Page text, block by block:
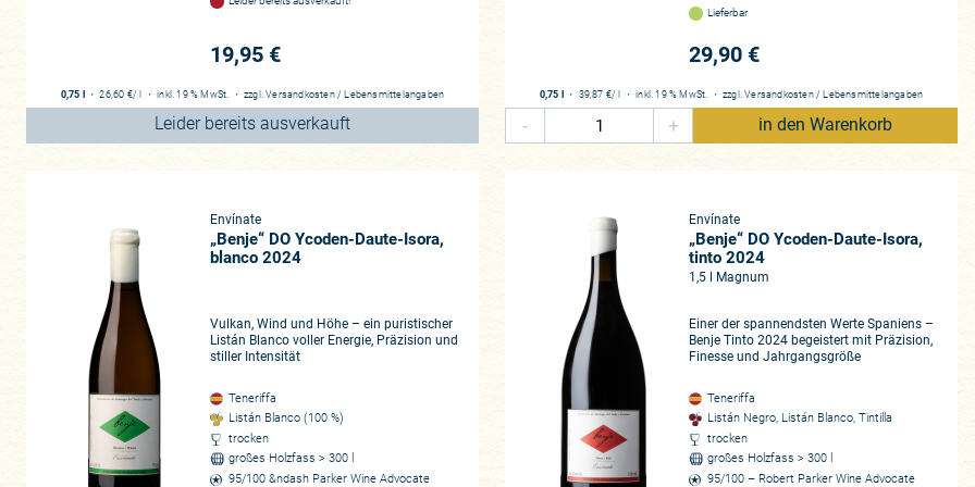
19,95 €
0,75 l ・26,60 €/ l ・inkl. 19 % MwSt. ・ zzgl.Versandkosten / Lebensmittelangaben
Leider bereits ausverkauft
Lieferbar
29,90 €
0,75 l ・ 39,87 €/ l ・inkl. 19 % MwSt. ・ zzgl.Versandkosten / Lebensmittelangaben
- + in den Warenkorb
Envínate
„Benje“ DO Ycoden-Daute-Isora,
blanco 2024
Vulkan, Wind und Höhe – ein puristischer
Listán Blanco voller Energie, Präzision und
stiller Intensität
Teneriffa
Listán Blanco (100 %)
trocken
großes Holzfass > 300 l
95/100 &ndash Parker Wine Advocate
Envínate
„Benje“ DO Ycoden-Daute-Isora,
tinto 2024
1,5 l Magnum
Einer der spannendsten Werte Spaniens –
Benje Tinto 2024 begeistert mit Präzision,
Finesse und Jahrgangsgröße
Teneriffa
Listán Negro, Listán Blanco, Tintilla
trocken
großes Holzfass > 300 l
95/100 – Robert Parker Wine Advocate